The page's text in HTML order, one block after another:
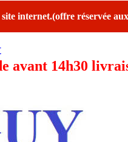
internet.(offre réservée
avant 14h30